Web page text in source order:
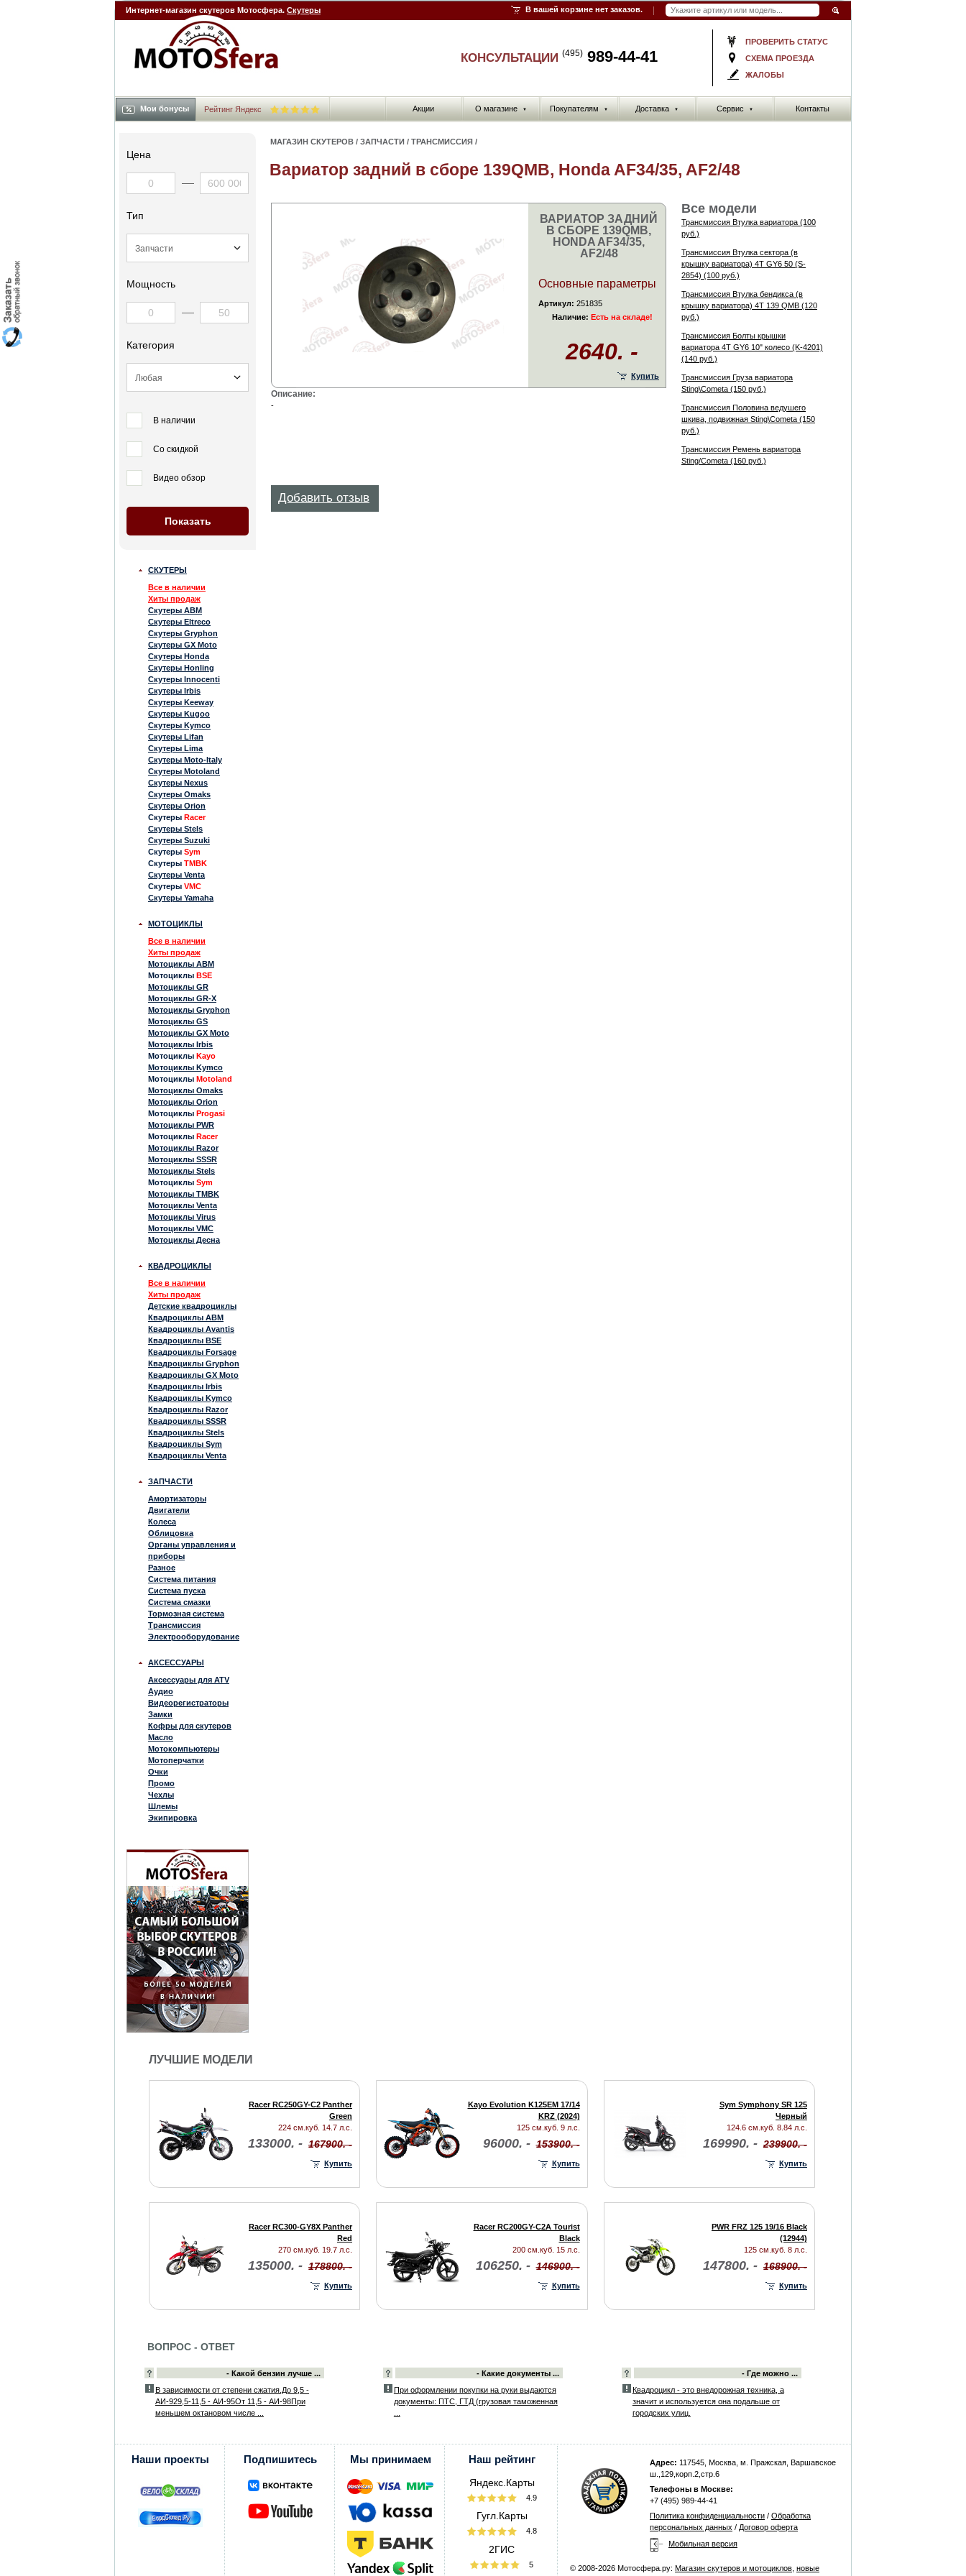
Интернет-магазин скутеров Мотосфера. Скутеры В вашей корзине нет заказов.
ПРОВЕРИТЬ СТАТУС
СХЕМА ПРОЕЗДА
ЖАЛОБЫ
КОНСУЛЬТАЦИИ (495) 989-44-41
Акции О магазине ▼ Покупателям ▼ Доставка ▼ Сервис ▼ Контакты
Мои бонусы Рейтинг Яндекс
Цена
Тип
Мощность
Категория
В наличии
Со скидкой
Видео обзор
СКУТЕРЫ
Все в наличии
Хиты продаж
Скутеры ABM
Скутеры Eltreco
Скутеры Gryphon
Скутеры GX Moto
Скутеры Honda
Скутеры Honling
Скутеры Innocenti
Скутеры Irbis
Скутеры Keeway
Скутеры Kugoo
Скутеры Kymco
Скутеры Lifan
Скутеры Lima
Скутеры Moto-Italy
Скутеры Motoland
Скутеры Nexus
Скутеры Omaks
Скутеры Orion
Скутеры Racer
Скутеры Stels
Скутеры Suzuki
Скутеры Sym
Скутеры TMBK
Скутеры Venta
Скутеры VMC
Скутеры Yamaha
МОТОЦИКЛЫ
Все в наличии
Хиты продаж
Мотоциклы ABM
Мотоциклы BSE
Мотоциклы GR
Мотоциклы GR-X
Мотоциклы Gryphon
Мотоциклы GS
Мотоциклы GX Moto
Мотоциклы Irbis
Мотоциклы Kayo
Мотоциклы Kymco
Мотоциклы Motoland
Мотоциклы Omaks
Мотоциклы Orion
Мотоциклы Progasi
Мотоциклы PWR
Мотоциклы Racer
Мотоциклы Razor
Мотоциклы SSSR
Мотоциклы Stels
Мотоциклы Sym
Мотоциклы TMBK
Мотоциклы Venta
Мотоциклы Virus
Мотоциклы VMC
Мотоциклы Десна
КВАДРОЦИКЛЫ
Все в наличии
Хиты продаж
Детские квадроциклы
Квадроциклы ABM
Квадроциклы Avantis
Квадроциклы BSE
Квадроциклы Forsage
Квадроциклы Gryphon
Квадроциклы GX Moto
Квадроциклы Irbis
Квадроциклы Kymco
Квадроциклы Razor
Квадроциклы SSSR
Квадроциклы Stels
Квадроциклы Sym
Квадроциклы Venta
ЗАПЧАСТИ
Амортизаторы
Двигатели
Колеса
Облицовка
Органы управления и
приборы
Разное
Система питания
Система пуска
Система смазки
Тормозная система
Трансмиссия
Электрооборудование
АКСЕССУАРЫ
Аксессуары для ATV
Аудио
Видеорегистраторы
Замки
Кофры для скутеров
Масло
Мотокомпьютеры
Мотоперчатки
Очки
Промо
Чехлы
Шлемы
Экипировка
МАГАЗИН СКУТЕРОВ / ЗАПЧАСТИ / ТРАНСМИССИЯ /
Вариатор задний в сборе 139QMB, Honda AF34/35, AF2/48
ВАРИАТОР ЗАДНИЙ
В СБОРЕ 139QMB,
HONDA AF34/35,
AF2/48
Основные параметры
Артикул: 251835
Наличие: Есть на складе!
2640. -
Купить
Все модели
Трансмиссия Втулка вариатора (100
руб.)
Трансмиссия Втулка сектора (в
крышку вариатора) 4Т GY6 50 (S-
2854) (100 руб.)
Трансмиссия Втулка бендикса (в
крышку вариатора) 4Т 139 QMB (120
руб.)
Трансмиссия Болты крышки
вариатора 4T GY6 10" колесо (K-4201)
(140 руб.)
Трансмиссия Груза вариатора
Sting\Cometa (150 руб.)
Трансмиссия Половина ведушего
шкива, подвижная Sting\Cometa (150
руб.)
Трансмиссия Ремень вариатора
Sting/Cometa (160 руб.)
Описание:
-
Добавить отзыв
ЛУЧШИЕ МОДЕЛИ
Racer RC250GY-C2 Panther
Green
224 см.куб. 14.7 л.с.
133000. - 167900. -
Купить
Kayo Evolution K125EM 17/14
KRZ (2024)
125 см.куб. 9 л.с.
96000. - 153900. -
Купить
Sym Symphony SR 125
Черный
124.6 см.куб. 8.84 л.с.
169990. - 239900. -
Купить
Racer RC300-GY8X Panther
Red
270 см.куб. 19.7 л.с.
135000. - 178800. -
Купить
Racer RC200GY-C2A Tourist
Black
200 см.куб. 15 л.с.
106250. - 146900. -
Купить
PWR FRZ 125 19/16 Black
(12944)
125 см.куб. 8 л.с.
147800. - 168900. -
Купить
ВОПРОС - ОТВЕТ
- Какой бензин лучше ...
В зависимости от степени сжатия.До 9,5 -
АИ-929,5-11,5 - АИ-95От 11,5 - АИ-98При
меньшем октановом числе ...
- Какие документы ...
При оформлении покупки на руки выдаются
документы: ПТС, ГТД (грузовая таможенная
- Где можно ...
Квадроцикл - это внедорожная техника, а
значит и используется она подальше от
городских улиц.
Наши проекты Подпишитесь Мы принимаем Наш рейтинг
Яндекс.Карты
4.9
Гугл.Карты
4.8
2ГИС
5
Адрес: 117545, Москва, м. Пражская, Варшавское
ш.,129,корп.2,стр.6
Телефоны в Москве:
+7 (495) 989-44-41
Политика конфиденциальности / Обработка
персональных данных / Договор оферта
Мобильная версия
© 2008-2026 Мотосфера.ру: Магазин скутеров и мотоциклов новые